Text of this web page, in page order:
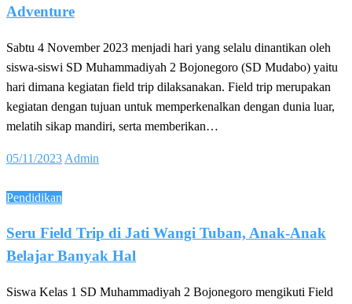
Adventure
Sabtu 4 November 2023 menjadi hari yang selalu dinantikan oleh
siswa-siswi SD Muhammadiyah 2 Bojonegoro (SD Mudabo) yaitu
hari dimana kegiatan field trip dilaksanakan. Field trip merupakan
kegiatan dengan tujuan untuk memperkenalkan dengan dunia luar,
melatih sikap mandiri, serta memberikan…
Posted
05/11/2023 Admin
Pendidikan
Seru Field Trip di Jati Wangi Tuban, Anak-Anak
Belajar Banyak Hal
Siswa Kelas 1 SD Muhammadiyah 2 Bojonegoro mengikuti Field